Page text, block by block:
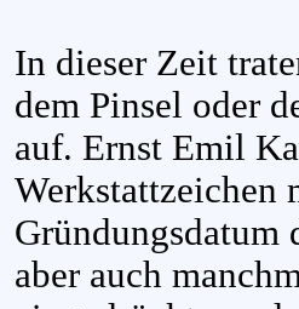
In dieser Zeit
dem Pinsel oder
auf. Ernst Emil
Werkstattzeichen
Gründungsdatum
aber auch